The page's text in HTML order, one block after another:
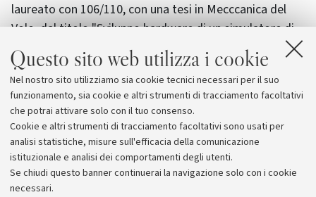
Questo sito web utilizza i cookie
Nel nostro sito utilizziamo sia cookie tecnici necessari per il suo
funzionamento, sia cookie e altri strumenti di tracciamento facoltativi
che potrai attivare solo con il tuo consenso.
Cookie e altri strumenti di tracciamento facoltativi sono usati per
analisi statistiche, misure sull'efficacia della comunicazione
istituzionale e analisi dei comportamenti degli utenti.
Se chiudi questo banner continuerai la navigazione solo con i cookie
necessari.
laureato con 106/110, con una tesi in Mecccanica del
Volo, dal titolo "Sviluppo hardware di un simulatore di
elicotteri per la pre-progettazione", conseguita con il
Prof. Gianmarco Saggiani. La tesi è stata svolta in
collaborazione con la nota ditta italiana di elicotteri,
Agusta Westland, presso la quale Mistri ha compiuto un
tirocinio a completamento degli studi di primo livello.